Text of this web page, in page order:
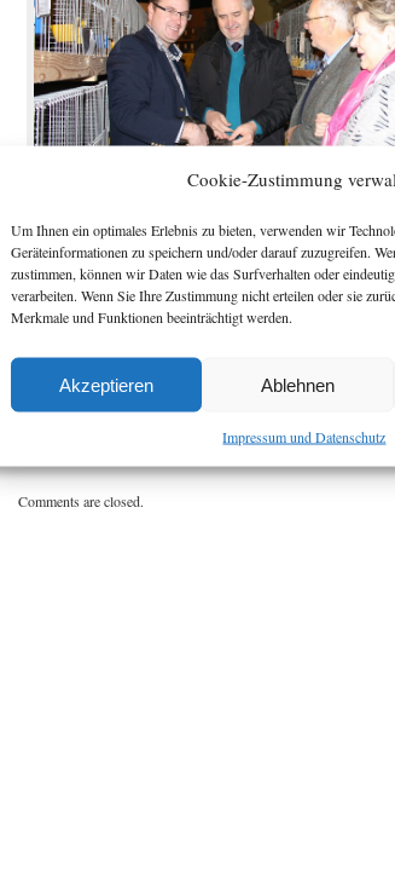
Cookie-Zustimmung
Um Ihnen ein optimales Erlebnis zu bieten, verwenden wir
Geräteinformationen zu speichern und/oder darauf zuzugreifen.
zustimmen, können wir Daten wie das Surfverhalten oder
verarbeiten. Wenn Sie Ihre Zustimmung nicht erteilen oder sie
Merkmale und Funktionen beeinträchtigt werden.
Akzeptieren Ablehnen
Impressum und Datenschutz
Toni Knorr, Thomas Schmidt MdL, Klaus Knorr und
einem Ausstellungsrundgang
Bei einem Rundgang durch die Ausstellung konnte sich der
MdL von den Zuchterfolgen der 80 Aussteller überzeugen.
wurden ausgestellt. „Ich gratuliere dem Rassegeflügelzuchtverein
jährigen Bestehen und Wünsche für die Zukunft alles Gute und
Zuchterfolge.“, so Thomas Schmidt MdL.
Comments are closed.